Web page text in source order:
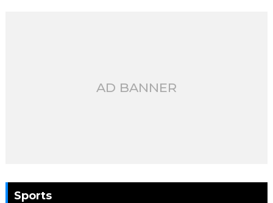
AD BANNER
Sports